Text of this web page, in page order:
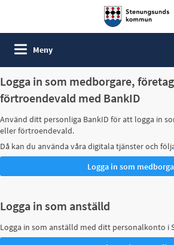
Meny
Logga in som medborgare,
förtroendevald med BankID
Använd ditt personliga BankID för att logga in
eller förtroendevald.
Då kan du använda våra digitala tjänster och
Logga in som anställd
Logga in som anställd med ditt personalkonto i